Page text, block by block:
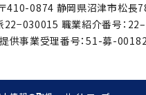
〒410-0874 静岡県沼津市松長
22−030015 職業紹介番号：
供事業受理番号：51-募-